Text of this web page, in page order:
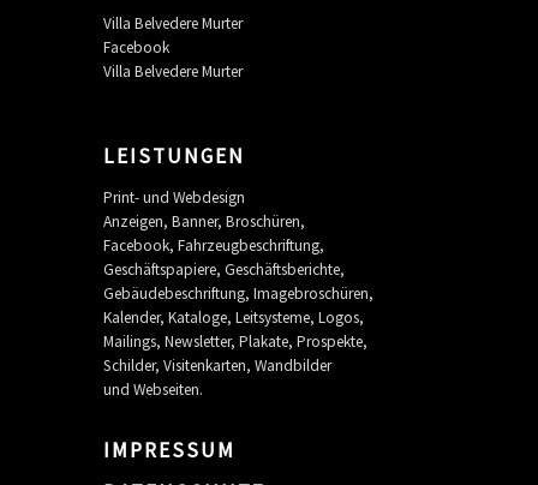
Villa Belvedere Murter
Facebook
Villa Belvedere Murter
LEISTUNGEN
Print- und Webdesign
Anzeigen, Banner, Broschüren,
Facebook, Fahrzeugbeschriftung,
Geschäftspapiere, Geschäftsberichte,
Gebäudebeschriftung, Imagebroschüren,
Kalender, Kataloge, Leitsysteme, Logos,
Mailings, Newsletter, Plakate, Prospekte,
Schilder, Visitenkarten, Wandbilder
und Webseiten.
IMPRESSUM